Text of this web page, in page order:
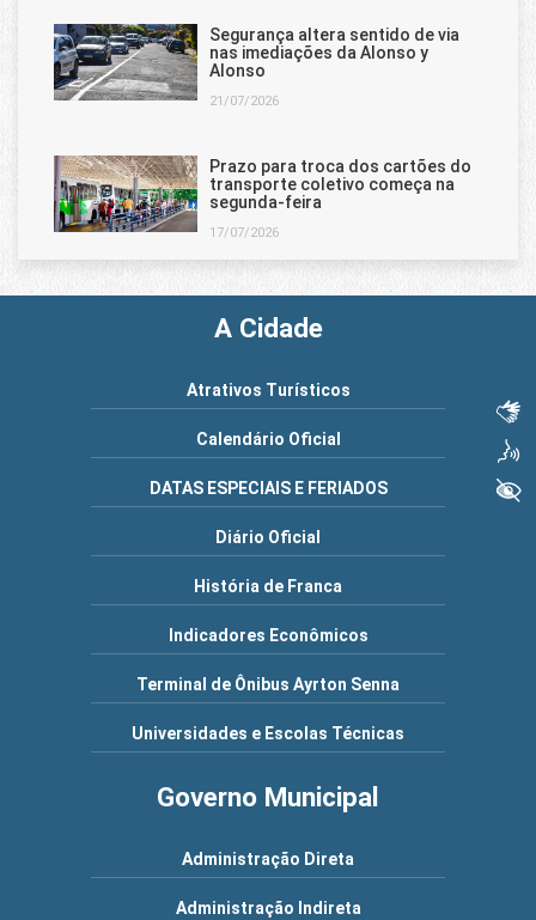
Segurança altera sentido de via
nas imediações da Alonso y
Alonso
21/07/2026
Prazo para troca dos cartões do
transporte coletivo começa na
segunda-feira
17/07/2026
A Cidade
Atrativos Turísticos
Calendário Oficial
DATAS ESPECIAIS E FERIADOS
Diário Oficial
História de Franca
Indicadores Econômicos
Terminal de Ônibus Ayrton Senna
Universidades e Escolas Técnicas
Governo Municipal
Administração Direta
Administração Indireta
Libras
+ Acessibilidade